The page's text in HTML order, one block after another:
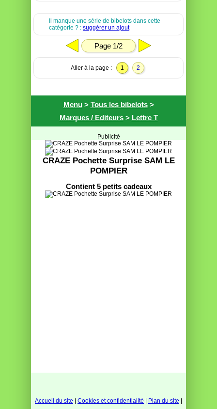
Il manque une série de bibelots dans cette
catégorie ? : suggérer un ajout
Page 1/2
Aller à la page : 1 2
Menu> Tous les bibelots>
Marques / Editeurs> Lettre T
Publicité
CRAZE Pochette Surprise SAM LE
POMPIER
Contient 5 petits cadeaux
Accueil du site Cookies et confidentialité Plan du site